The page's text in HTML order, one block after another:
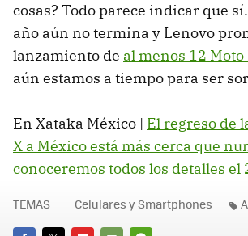
cosas? Todo parece indicar que
año aún no termina y Lenovo
lanzamiento de al menos 12 Moto
aún estamos a tiempo para ser
En Xataka México | El regreso de
X a México está más cerca que
conoceremos todos los detalles el
TEMAS Celulares y Smartphones